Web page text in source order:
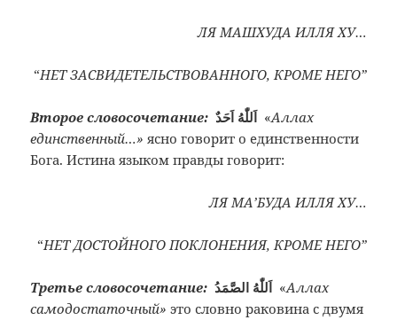
ЛЯ МАШХУДА ИЛЛЯ ХУ…
“НЕТ ЗАСВИДЕТЕЛЬСТВОВАННОГО, КРОМЕ НЕГО”
Второе словосочетание: اَللّٰهُ اَحَدٌ «Аллах
единственный…»ясно говорит о единственности
Бога. Истина языком правды говорит:
ЛЯ МА’БУДА ИЛЛЯ ХУ…
“НЕТ ДОСТОЙНОГО ПОКЛОНЕНИЯ, КРОМЕ НЕГО”
Третье словосочетание: اَللّٰهُ الصَّمَدُ «Аллах
самодостаточный»это словно раковина с двумя